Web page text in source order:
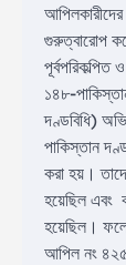
গুরুত্বারোপ
পূর্বপরিকল্পিত
১৪৮-
দণ্ডবিধি)
পাকিস্তান
করা হয়।
হয়েছিল এবং
হয়েছিল।
আপিল নং